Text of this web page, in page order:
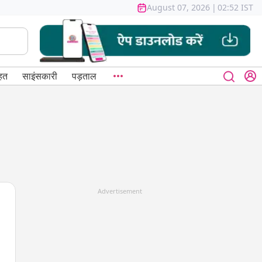
August 07, 2026 | 02:52 IST
साइंसकारी पड़ताल
Advertisement